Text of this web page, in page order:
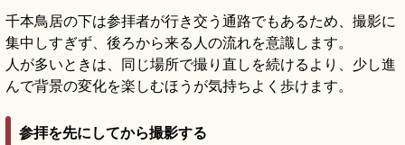
千本鳥居の下は参拝者が行き交う通路でもあるため、撮影に
集中しすぎず、後ろから来る人の流れを意識します。
人が多いときは、同じ場所で撮り直しを続けるより、少し進
んで背景の変化を楽しむほうが気持ちよく歩けます。
参拝を先にしてから撮影する